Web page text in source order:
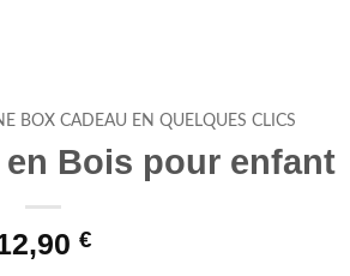
BOX CADEAU EN QUELQUES CLICS
Bois pour enfant
€